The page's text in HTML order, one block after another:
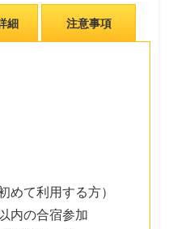
細 注意事項
めて利用する方）
内の合宿参加